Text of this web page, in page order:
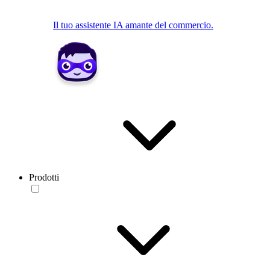
Il tuo assistente IA amante del commercio.
Prodotti